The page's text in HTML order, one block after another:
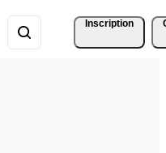
Inscription